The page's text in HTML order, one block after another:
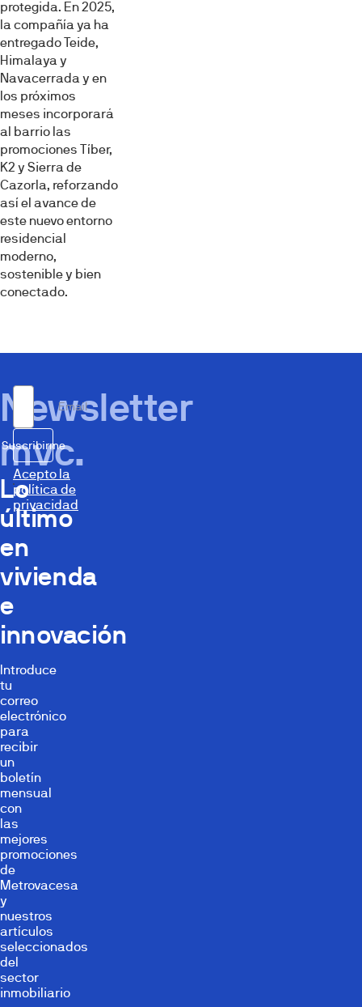
protegida. En 2025,
la compañía ya ha
entregado Teide,
Himalaya y
Navacerrada y en
los próximos
meses incorporará
al barrio las
promociones Tíber,
K2 y Sierra de
Cazorla, reforzando
así el avance de
este nuevo entorno
residencial
moderno,
sostenible y bien
conectado.
Newsletter
mvc.
Lo
último
en
vivienda
e
innovación
Introduce
tu
correo
electrónico
para
recibir
un
boletín
mensual
con
las
mejores
promociones
de
Metrovacesa
y
nuestros
artículos
seleccionados
del
sector
inmobiliario
Email
Suscribirme
Acepto la
política de
privacidad